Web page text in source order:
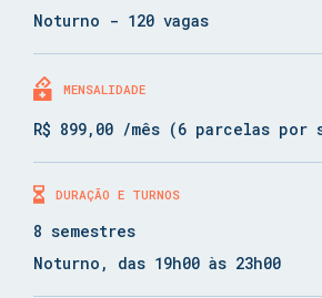
Noturno - 120 vagas
MENSALIDADE
R$ 899,00 /mês (6 parcelas por
DURAÇÃO E TURNOS
8 semestres
Noturno, das 19h00 às 23h00